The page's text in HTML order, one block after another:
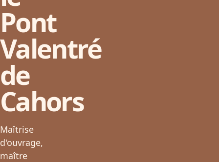
Pont
Valentré
de
Cahors
Maîtrise
d'ouvrage,
maître